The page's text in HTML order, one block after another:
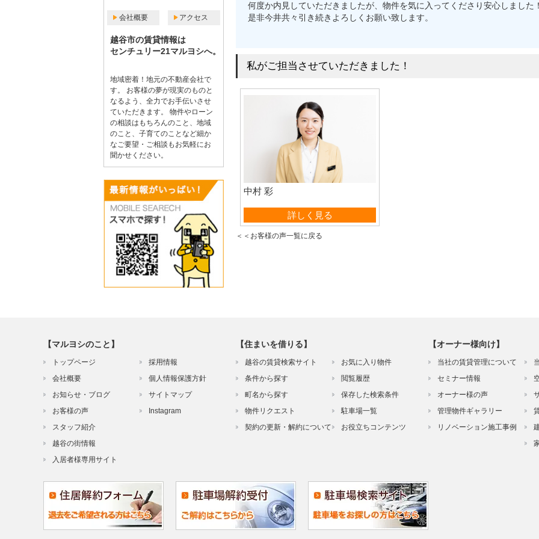
何度か内見していただきましたが、物件を気に入ってくださり安心しました
是非今井共々引き続きよろしくお願い致します。
私がご担当させていただきました！
中村 彩
売買営業部 事務詳しく見る
＜＜お客様の声一覧に戻る
会社概要 アクセス
越谷市の賃貸情報は
センチュリー21マルヨシへ。
地域密着！地元の不動産会社で
す。 お客様の夢が現実のものと
なるよう、全力でお手伝いさせ
ていただきます。 物件やローン
の相談はもちろんのこと、地域
のこと、子育てのことなど細か
なご要望・ご相談もお気軽にお
聞かせください。
【マルヨシのこと】
トップページ
会社概要
お知らせ・ブログ
お客様の声
スタッフ紹介
越谷の街情報
入居者様専用サイト
採用情報
個人情報保護方針
サイトマップ
Instagram
【住まいを借りる】
越谷の賃貸検索サイト
条件から探す
町名から探す
物件リクエスト
契約の更新・解約について
お気に入り物件
閲覧履歴
保存した検索条件
駐車場一覧
お役立ちコンテンツ
【オーナー様向け】
当社の賃貸管理について
セミナー情報
オーナー様の声
管理物件ギャラリー
リノベーション施工事例